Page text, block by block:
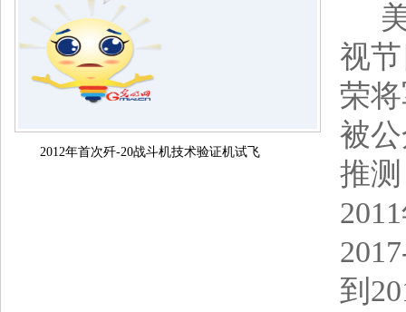
2012年首次歼-20战斗机技术验证机试飞
美
视
荣
被
推
到